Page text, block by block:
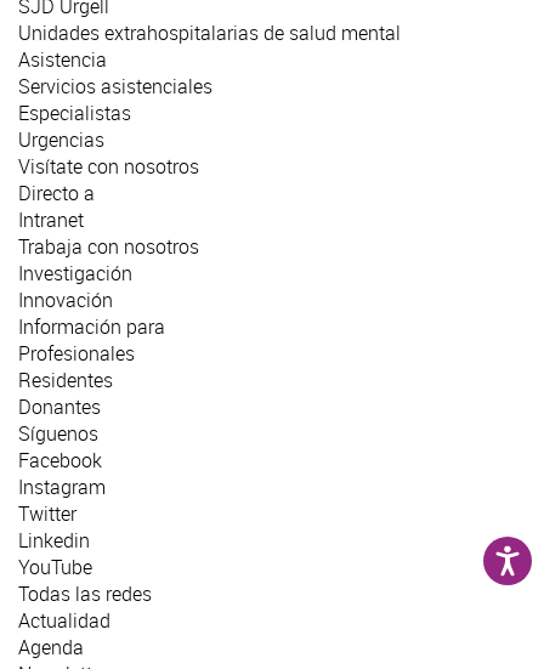
SJD Urgell
Unidades extrahospitalarias de salud mental
Asistencia
Servicios asistenciales
Especialistas
Urgencias
Visítate con nosotros
Directo a
Intranet
Trabaja con nosotros
Investigación
Innovación
Información para
Profesionales
Residentes
Donantes
Síguenos
Facebook
Instagram
Twitter
Linkedin
YouTube
Todas las redes
Actualidad
Agenda